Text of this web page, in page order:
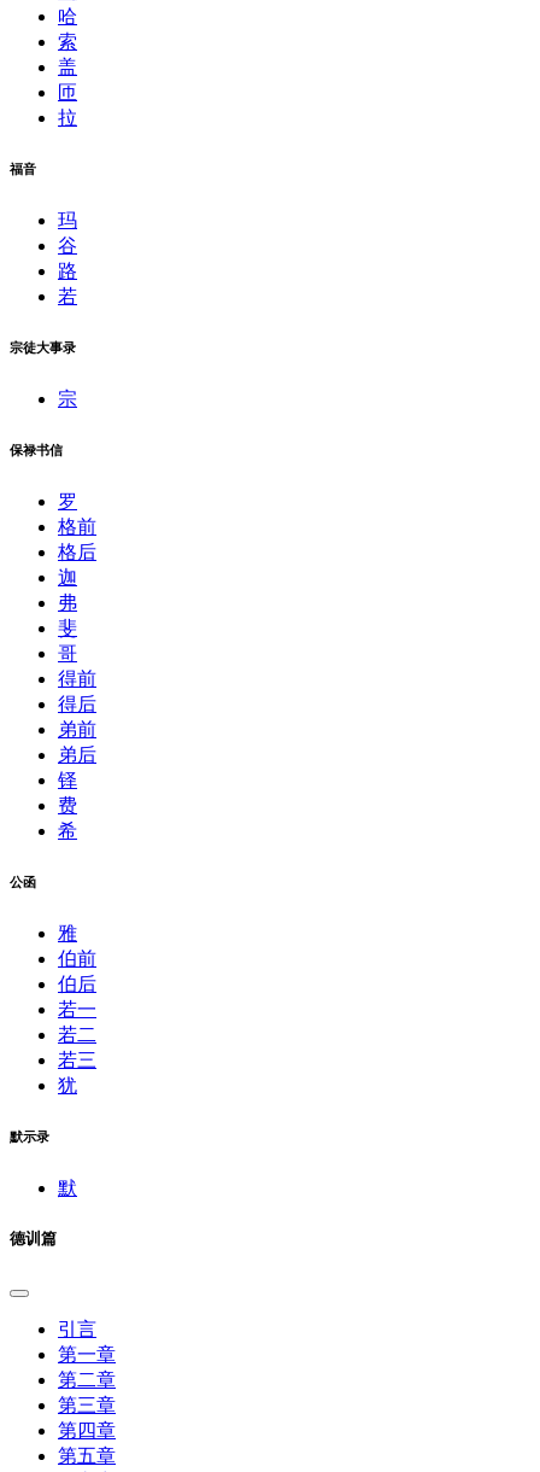
哈
索
盖
匝
拉
福音
玛
谷
路
若
宗徒大事录
宗
保禄书信
罗
格前
格后
迦
弗
斐
哥
得前
得后
弟前
弟后
铎
费
希
公函
雅
伯前
伯后
若一
若二
若三
犹
默示录
默
德训篇
引言
第一章
第二章
第三章
第四章
第五章